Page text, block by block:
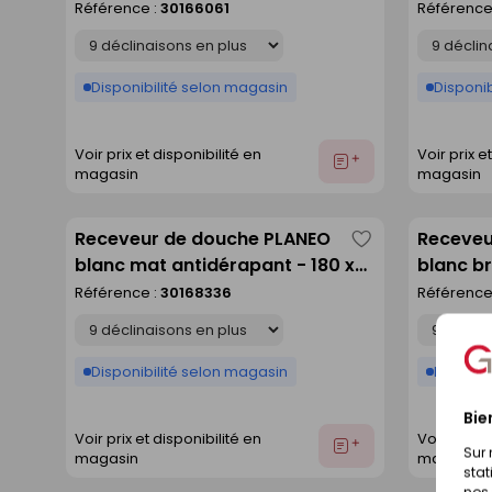
Sur
Référence : 30166061
Disponibilité selon magasin
Voir prix et disponibilité en
magasin
Ajouter
90 cm
Voir prix
magasin
Receveur de douche PLANEO
blanc mat antidérapant - 180 x
80 cm
Référence : 30168336
Disponibilité selon magasin
Voir prix et disponibilité en
magasin
Ajouter
Enregistrer
commeblanc
Déclinaison
Voir prix
magasin